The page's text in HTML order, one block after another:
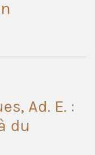
Ad. E. :
du